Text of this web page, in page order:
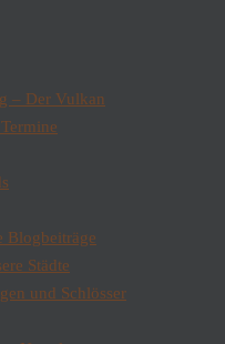
– Der Vulkan
Blogbeiträge
Städte
und Schlösser